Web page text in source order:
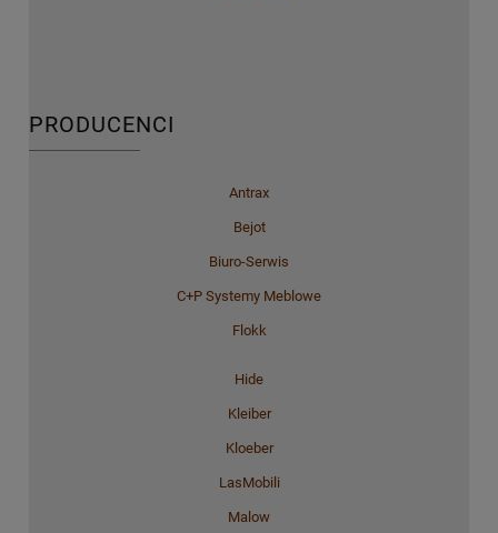
PRODUCENCI
Antrax
Bejot
Biuro-Serwis
C+P Systemy Meblowe
Flokk
Hide
Kleiber
Kloeber
LasMobili
Malow